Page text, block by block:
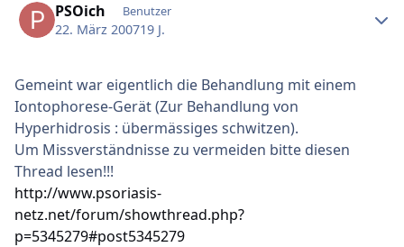
PSOich Benutzer
22. März 200719 J.
Gemeint war eigentlich die Behandlung mit einem
Iontophorese-Gerät (Zur Behandlung von
Hyperhidrosis : übermässiges schwitzen).
Um Missverständnisse zu vermeiden bitte diesen
Thread lesen!!!
http://www.psoriasis-
netz.net/forum/showthread.php?
p=5345279#post5345279